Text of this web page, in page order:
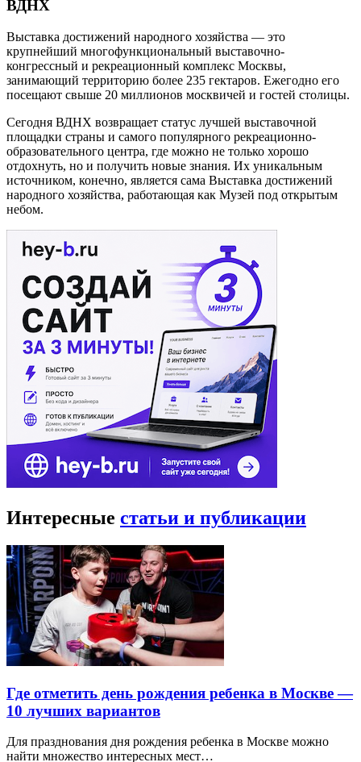
ВДНХ
Выставка достижений народного хозяйства — это
крупнейший многофункциональный выставочно-
конгрессный и рекреационный комплекс Москвы,
занимающий территорию более 235 гектаров. Ежегодно его
посещают свыше 20 миллионов москвичей и гостей столицы.
Сегодня ВДНХ возвращает статус лучшей выставочной
площадки страны и самого популярного рекреационно-
образовательного центра, где можно не только хорошо
отдохнуть, но и получить новые знания. Их уникальным
источником, конечно, является сама Выставка достижений
народного хозяйства, работающая как Музей под открытым
небом.
Интересные статьи и публикации
Где отметить день рождения ребенка в Москве —
10 лучших вариантов
Для празднования дня рождения ребенка в Москве можно
найти множество интересных мест…